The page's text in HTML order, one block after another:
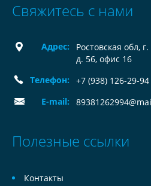
Свяжитесь с нами
Адрес:
Ростовская обл,
д. 56, офис 16
Телефон:
+7 (938) 126-29-94
E-mail:
Полезные ссылки
Контакты